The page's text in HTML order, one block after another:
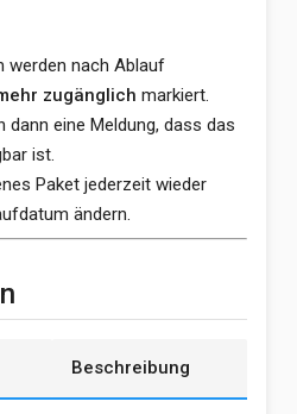
werden nach Ablauf
zugänglich markiert.
dann eine Meldung, dass das
ist.
Paket jederzeit wieder
ändern.
Beschreibung